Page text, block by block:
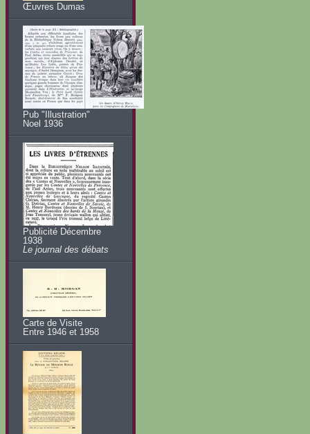
Œuvres Dumas
Pub "Illustration"
Noel 1936
Publicité Décembre
1938
Le journal des débats
Carte de Visite
Entre 1946 et 1958